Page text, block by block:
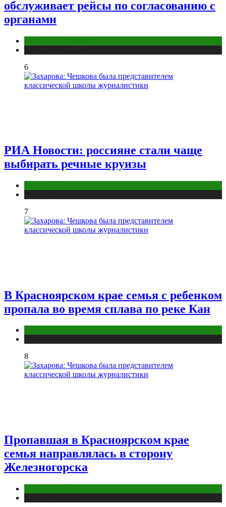
обслуживает рейсы по согласованию c
органами
6
РИА Новости: россияне стали чаще
выбирать речные круизы
7
В Красноярском крае семья с ребенком
пропала во время сплава по реке Кан
8
Пропавшая в Красноярском крае
семья направлялась в сторону
Железногорска